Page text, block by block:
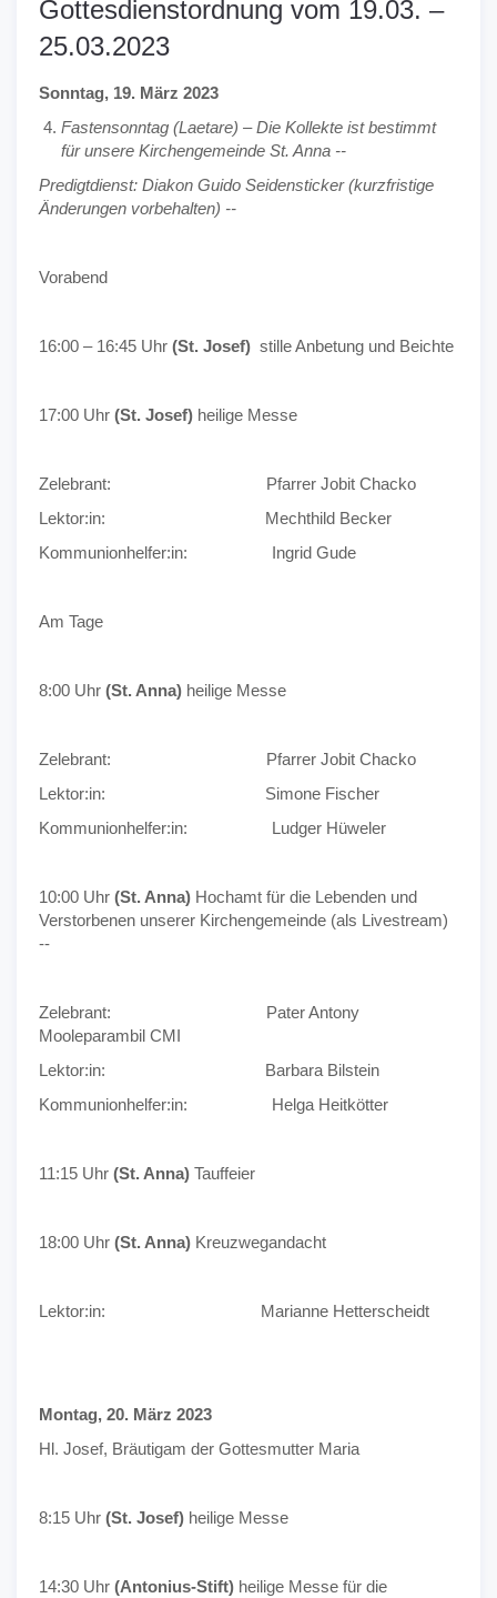
Gottesdienstordnung vom 19.03. –
25.03.2023
Sonntag, 19. März 2023
Fastensonntag (Laetare) – Die Kollekte ist bestimmt
für unsere Kirchengemeinde St. Anna --
Predigtdienst: Diakon Guido Seidensticker (kurzfristige
Änderungen vorbehalten) --
Vorabend
16:00 – 16:45 Uhr (St. Josef) stille Anbetung und Beichte
17:00 Uhr (St. Josef) heilige Messe
Zelebrant: Pfarrer Jobit Chacko
Lektor:in: Mechthild Becker
Kommunionhelfer:in: Ingrid Gude
Am Tage
8:00 Uhr (St. Anna) heilige Messe
Zelebrant: Pfarrer Jobit Chacko
Lektor:in: Simone Fischer
Kommunionhelfer:in: Ludger Hüweler
10:00 Uhr (St. Anna) Hochamt für die Lebenden und
Verstorbenen unserer Kirchengemeinde (als Livestream)
--
Zelebrant: Pater Antony
Mooleparambil CMI
Lektor:in: Barbara Bilstein
Kommunionhelfer:in: Helga Heitkötter
11:15 Uhr (St. Anna) Tauffeier
18:00 Uhr (St. Anna) Kreuzwegandacht
Lektor:in: Marianne Hetterscheidt
Montag, 20. März 2023
Hl. Josef, Bräutigam der Gottesmutter Maria
8:15 Uhr (St. Josef) heilige Messe
14:30 Uhr (Antonius-Stift) heilige Messe für die